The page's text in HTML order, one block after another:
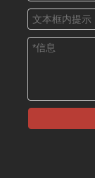
在产品